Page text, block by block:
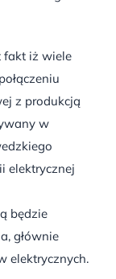
fakt iż wiele
z produkcją
w
elektrycznej
będzie
głównie
elektrycznych.